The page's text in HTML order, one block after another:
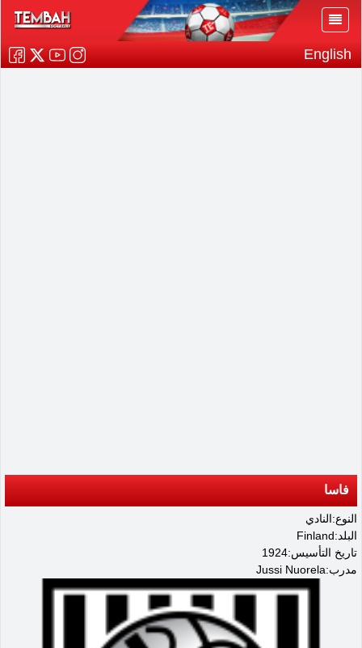
English
فاسا
النوع:النادي
البلد:Finland
تاريخ التأسيس:1924
مدرب:Jussi Nuorela